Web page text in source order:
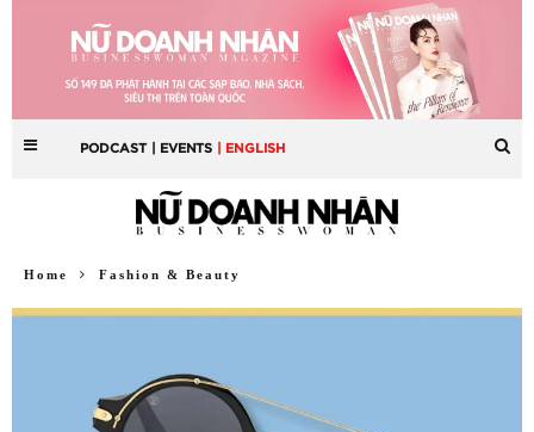
PODCAST | EVENTS | ENGLISH
Home Fashion & Beauty